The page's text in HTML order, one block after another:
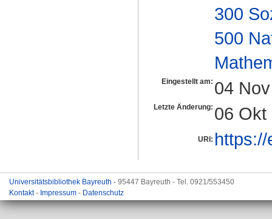
300
500
Eingestellt am: 04
Letzte Änderung: 06 Okt
URI:
Universitätsbibliothek Bayreuth - 95447 Bayreuth - Tel. 0921/553450
Kontakt- Impressum - Datenschutz